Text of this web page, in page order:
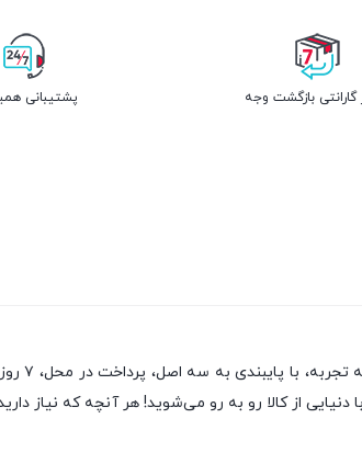
پشتیبانی
یکی
از کالا رو به رو می‌شوید! هر آنچه که نیاز